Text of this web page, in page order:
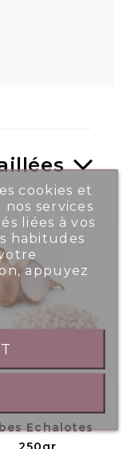
Echalotes
cookies et
services
liées à vos
habitudes
appuyez